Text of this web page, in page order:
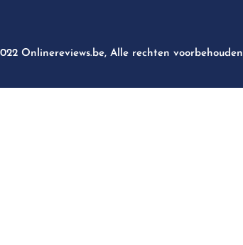
Onlinereviews.be, Alle rechten voorbehouden